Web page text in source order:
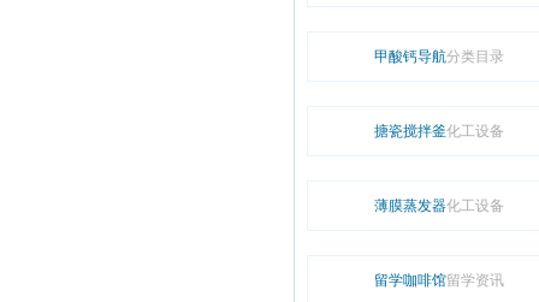
甲酸钙导航分类目录
搪瓷搅拌釜化工设备
薄膜蒸发器化工设备
留学咖啡馆留学资讯